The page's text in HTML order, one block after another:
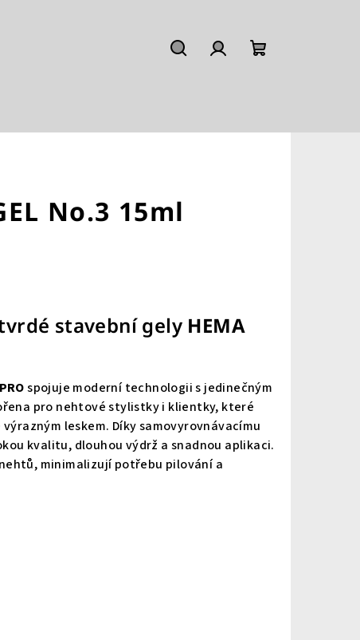
No.3 15ml
stavební gely HEMA
spojuje moderní technologii s jedinečným
pro nehtové stylistky i klientky, které
leskem. Díky samovyrovnávacímu
kvalitu, dlouhou výdrž a snadnou aplikaci.
minimalizují potřebu pilování a